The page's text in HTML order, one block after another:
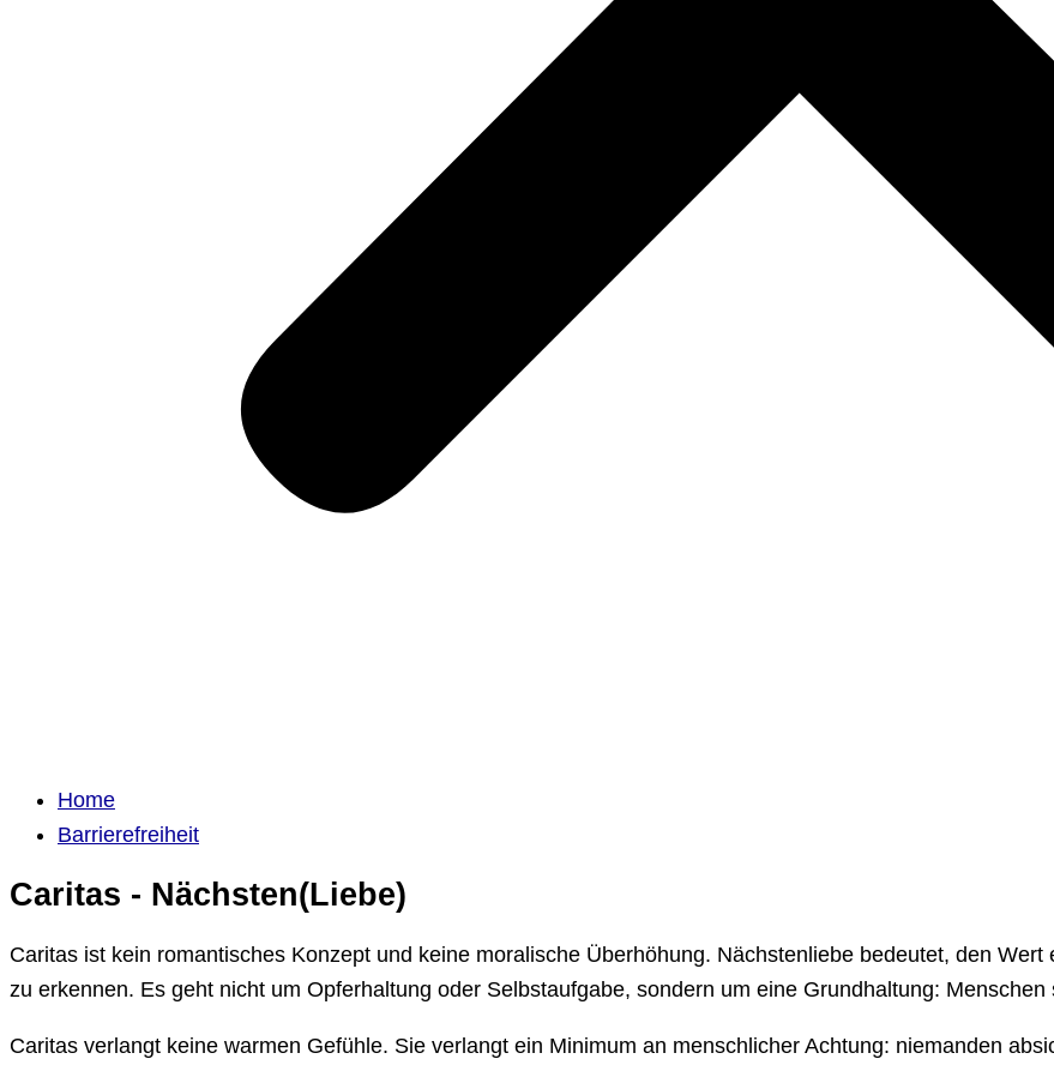
Home
Barrierefreiheit
Caritas - Nächsten(Liebe)
Caritas ist kein romantisches Konzept und keine moralische Überhöhung. Nächstenliebe bedeutet, den
zu erkennen. Es geht nicht um Opferhaltung oder Selbstaufgabe, sondern um eine Grundhaltung: Menschen
Caritas verlangt keine warmen Gefühle. Sie verlangt ein Minimum an menschlicher Achtung: niemanden